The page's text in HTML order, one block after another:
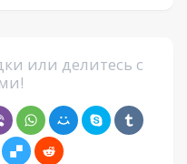
или делитесь с